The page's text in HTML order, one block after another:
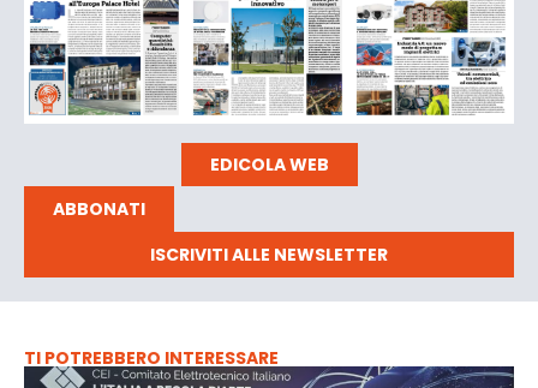
EDICOLA WEB
ABBONATI
ISCRIVITI ALLE NEWSLETTER
TI POTREBBERO INTERESSARE